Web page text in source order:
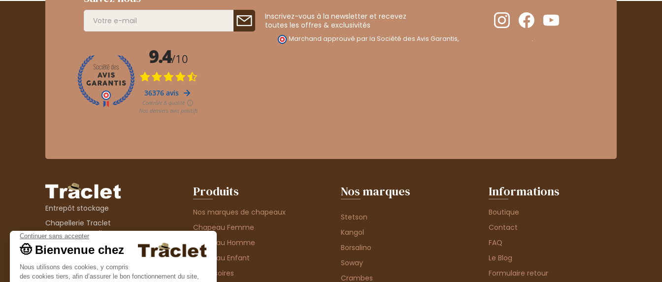
Inscrivez-vous à la newsletter et recevez
toutes les offres & exclusivités
Marchand approuvé par la Société des Avis Garantis, .
Entrepôt stockage
Chapellerie Traclet
14 Impasse Bardin
42300 Roanne
contact@chapellerie-traclet.com
Boutique
Produits
Nos marques de chapeaux
Chapeau Femme
Chapeau Homme
Chapeau Enfant
Accessoires
Nos marques
Stetson
Kangol
Borsalino
Soway
Crambes
Informations
Boutique
Contact
FAQ
Le Blog
Formulaire retour